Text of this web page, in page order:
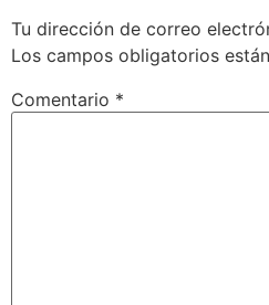
Tu dirección de correo
Los campos obligatorios
Comentario *